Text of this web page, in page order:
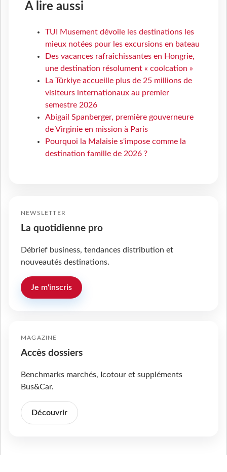
À lire aussi
TUI Musement dévoile les destinations les
mieux notées pour les excursions en bateau
Des vacances rafraîchissantes en Hongrie,
une destination résolument « coolcation »
La Türkiye accueille plus de 25 millions de
visiteurs internationaux au premier
semestre 2026
Abigail Spanberger, première gouverneure
de Virginie en mission à Paris
Pourquoi la Malaisie s'impose comme la
destination famille de 2026 ?
NEWSLETTER
La quotidienne pro
Débrief business, tendances distribution et
nouveautés destinations.
Je m'inscris
MAGAZINE
Accès dossiers
Benchmarks marchés, Icotour et suppléments
Bus&Car.
Découvrir